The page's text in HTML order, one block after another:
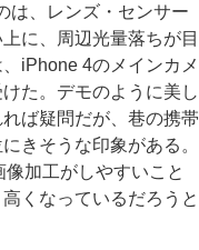
、レンズ・センサー
に、周辺光量落ちが目
iPhone 4のメインカメ
た。デモのように美し
ば疑問だが、巷の携帯
きそうな印象がある。
加工がしやすいこと
くなっているだろうと